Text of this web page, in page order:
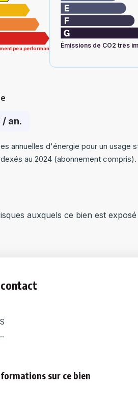
peu performant Émissions de CO2 très
/ an.
annuelles d'énergie pour un usage
au 2024 (abonnement compris).
auxquels ce bien est
sur ce bien